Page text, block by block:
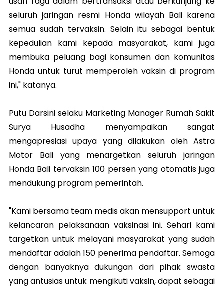
seluruh jaringan resmi Honda wilayah Bali karena
semua sudah tervaksin. Selain itu sebagai bentuk
kepedulian kami kepada masyarakat, kami juga
membuka peluang bagi konsumen dan komunitas
Honda untuk turut memperoleh vaksin di program
ini," katanya.
Putu Darsini selaku Marketing Manager Rumah Sakit
Surya Husadha menyampaikan sangat
mengapresiasi upaya yang dilakukan oleh Astra
Motor Bali yang menargetkan seluruh jaringan
Honda Bali tervaksin 100 persen yang otomatis juga
mendukung program pemerintah.
"Kami bersama team medis akan mensupport untuk
kelancaran pelaksanaan vaksinasi ini. Sehari kami
targetkan untuk melayani masyarakat yang sudah
mendaftar adalah 150 penerima pendaftar. Semoga
dengan banyaknya dukungan dari pihak swasta
yang antusias untuk mengikuti vaksin, dapat sebagai